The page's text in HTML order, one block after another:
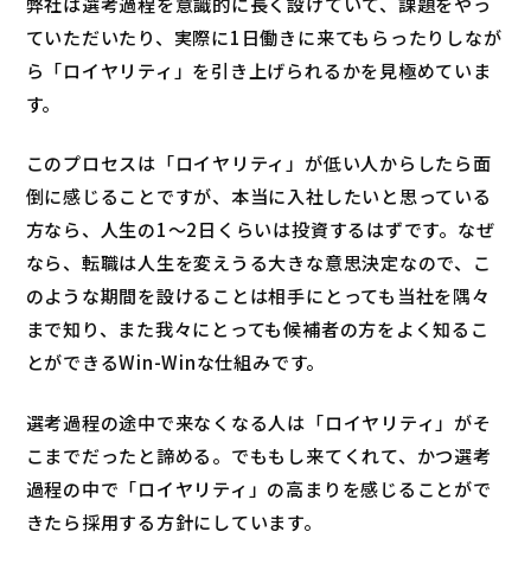
ていただいたり、実際に1日働きに来てもらったりしなが
ら「ロイヤリティ」を引き上げられるかを見極めていま
す。
このプロセスは「ロイヤリティ」が低い人からしたら面
倒に感じることですが、本当に入社したいと思っている
方なら、人生の1〜2日くらいは投資するはずです。なぜ
なら、転職は人生を変えうる大きな意思決定なので、こ
のような期間を設けることは相手にとっても当社を隅々
まで知り、また我々にとっても候補者の方をよく知るこ
とができるWin-Winな仕組みです。
選考過程の途中で来なくなる人は「ロイヤリティ」がそ
こまでだったと諦める。でももし来てくれて、かつ選考
過程の中で「ロイヤリティ」の高まりを感じることがで
きたら採用する方針にしています。